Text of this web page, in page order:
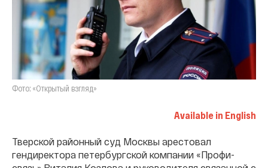
Фото: «Открытый взгляд»
Available in English
Тверской районный суд Москвы арестовал
гендиректора петербургской компании «Профи-